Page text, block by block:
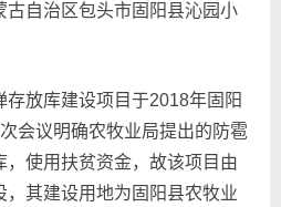
古自治区包头市固阳县沁园小
存放库建设项目于2018年固阳
会议明确农牧业局提出的防雹
，使用扶贫资金，故该项目由
，其建设用地为固阳县农牧业